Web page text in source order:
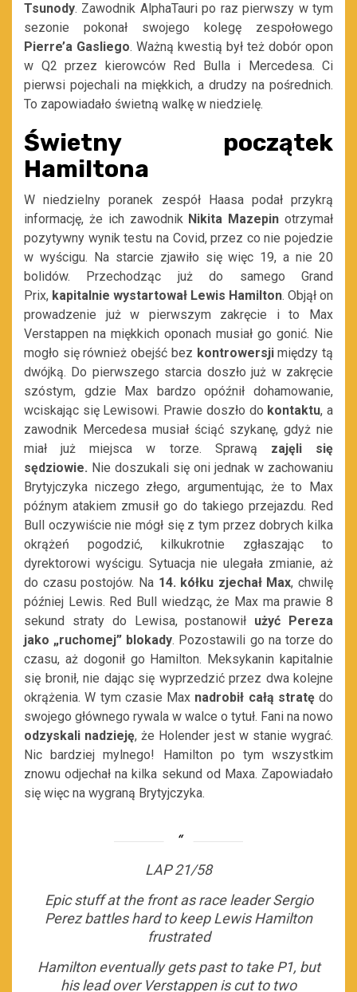
Tsunody. Zawodnik AlphaTauri po raz pierwszy w tym
sezonie pokonał swojego kolegę zespołowego
Pierre’a Gasliego. Ważną kwestią był też dobór opon
w Q2 przez kierowców Red Bulla i Mercedesa. Ci
pierwsi pojechali na miękkich, a drudzy na pośrednich.
To zapowiadało świetną walkę w niedzielę.
Świetny początek
Hamiltona
W niedzielny poranek zespół Haasa podał przykrą
informację, że ich zawodnik Nikita Mazepin otrzymał
pozytywny wynik testu na Covid, przez co nie pojedzie
w wyścigu. Na starcie zjawiło się więc 19, a nie 20
bolidów. Przechodząc już do samego Grand
Prix, kapitalnie wystartował Lewis Hamilton. Objął on
prowadzenie już w pierwszym zakręcie i to Max
Verstappen na miękkich oponach musiał go gonić. Nie
mogło się również obejść bez kontrowersjimiędzy tą
dwójką. Do pierwszego starcia doszło już w zakręcie
szóstym, gdzie Max bardzo opóźnił dohamowanie,
wciskając się Lewisowi. Prawie doszło do kontaktu, a
zawodnik Mercedesa musiał ściąć szykanę, gdyż nie
miał już miejsca w torze. Sprawą zajęli się
sędziowie. Nie doszukali się oni jednak w zachowaniu
Brytyjczyka niczego złego, argumentując, że to Max
późnym atakiem zmusił go do takiego przejazdu. Red
Bull oczywiście nie mógł się z tym przez dobrych kilka
okrążeń pogodzić, kilkukrotnie zgłaszając to
dyrektorowi wyścigu. Sytuacja nie ulegała zmianie, aż
do czasu postojów. Na 14. kółku zjechał Max, chwilę
później Lewis. Red Bull wiedząc, że Max ma prawie 8
sekund straty do Lewisa, postanowił użyć Pereza
jako „ruchomej” blokady. Pozostawili go na torze do
czasu, aż dogonił go Hamilton. Meksykanin kapitalnie
się bronił, nie dając się wyprzedzić przez dwa kolejne
okrążenia. W tym czasie Max nadrobił całą stratędo
swojego głównego rywala w walce o tytuł. Fani na nowo
odzyskali nadzieję, że Holender jest w stanie wygrać.
Nic bardziej mylnego! Hamilton po tym wszystkim
znowu odjechał na kilka sekund od Maxa. Zapowiadało
się więc na wygraną Brytyjczyka.
LAP 21/58
Epic stuff at the front as race leader Sergio
Perez battles hard to keep Lewis Hamilton
frustrated
Hamilton eventually gets past to take P1, but
his lead over Verstappen is cut to two